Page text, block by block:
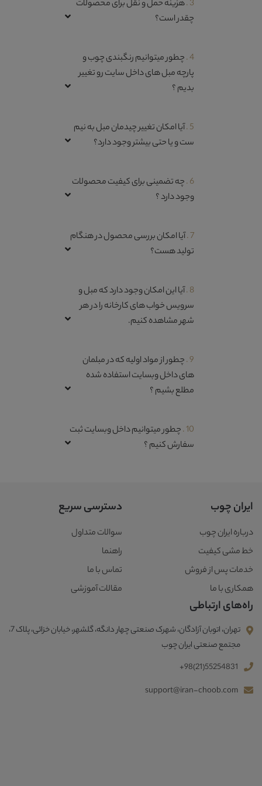
3 . هزینه حمل و نقل برای محصولات
چقدر است؟
4 . چطور میتوانیم رنگبندی چوب و
پارچه مبل های داخل سایت رو تغییر
بدیم ؟
5 . آیا امکان تغییر چیدمان مبل به نیم
ست و یا حتی بیشتر وجود دارد؟
6 . چه تضمینی برای کیفیت محصولات
وجود دارد ؟
7 . آیا امکان بررسی محصول در هنگام
تولید هست؟
8 . آیا این امکان وجود دارد که مبل و
سرویس خواب های کارخانه را در هر
شهر مشاهده کنیم.
9 . چطور از مواد اولیه که در مبلمان
های داخل وبسایت استفاده شده
مطلع بشیم ؟
10 . چطور میتوانیم داخل وبسایت ثبت
سفارش کنیم ؟
ایران چوب
درباره ایران چوب
خط مشی کیفیت
خدمات پس از فروش
همکاری با ما
دسترسی سریع
سوالات متداول
راهنما
تماس با ما
مقالات آموزشی
راه‌های ارتباطی
تهران، اتوبان آزادگان، شهرک صنعتی چهار دانگه، گلشهر، خیابان خزائی، پلاک 7،
مجتمع صنعتی ایران چوب
+98(21)55254831
support@iran-choob.com